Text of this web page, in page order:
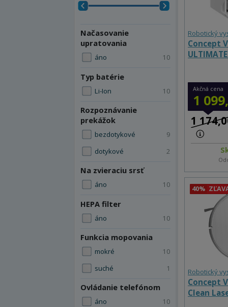
Načasovanie
upratovania
áno 10
Typ batérie
Li-Ion 10
Rozpoznávanie
prekážok
bezdotykové
9
dotykové
2
Na zvieraciu srsť
áno 10
HEPA filter
áno 10
Funkcia mopovania
mokré
10
suché
1
Ovládanie telefónom
áno 10
Robotický
Concept
Akčná cena
1
1
40%
Robotický
Concept
Clean